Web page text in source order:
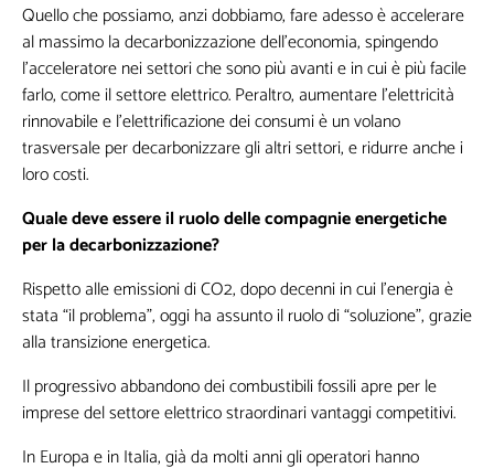
Quello che possiamo, anzi dobbiamo, fare adesso è accelerare
al massimo la decarbonizzazione dell’economia, spingendo
l’acceleratore nei settori che sono più avanti e in cui è più facile
farlo, come il settore elettrico. Peraltro, aumentare l’elettricità
rinnovabile e l’elettrificazione dei consumi è un volano
trasversale per decarbonizzare gli altri settori, e ridurre anche i
loro costi.
Quale deve essere il ruolo delle compagnie energetiche
per la decarbonizzazione?
Rispetto alle emissioni di CO2, dopo decenni in cui l’energia è
stata “il problema”, oggi ha assunto il ruolo di “soluzione”, grazie
alla transizione energetica.
Il progressivo abbandono dei combustibili fossili apre per le
imprese del settore elettrico straordinari vantaggi competitivi.
In Europa e in Italia, già da molti anni gli operatori hanno
Lasciaci la tua Email per ricevere contenuti
esclusivi o in anteprima
I seguenti campi non sono obbligatori,
utili per la creazione di contenuti
personalizzati